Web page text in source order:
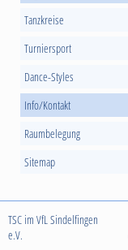
Tanzkreise
Turniersport
Dance-Styles
Info/Kontakt
Raumbelegung
Sitemap
TSC im VfL Sindelfingen
e.V.